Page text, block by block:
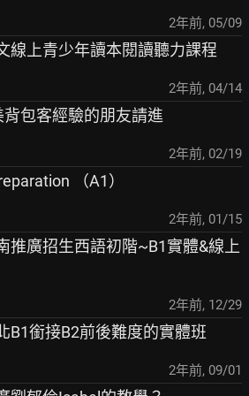
2年前, 05/09
線上青少年讀本閱讀聽力課程
2年前, 04/14
背包客經驗的朋友請進
2年前, 02/19
（A1）
2年前, 01/15
推廣招生西語初階~B1實體&線上
2年前, 12/29
B1銜接B2前後難度的實體班
2年前, 09/01